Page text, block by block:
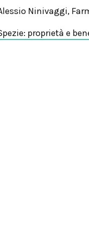
Ninivaggi,
proprietà e